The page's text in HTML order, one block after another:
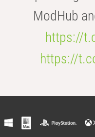
ModHub
https://
https://